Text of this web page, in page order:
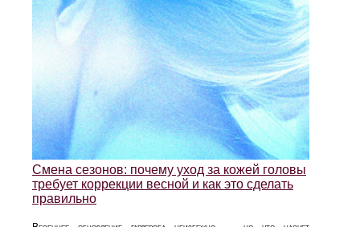
Смена сезонов: почему уход за кожей головы
требует коррекции весной и как это сделать
правильно